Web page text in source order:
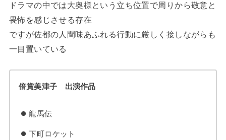
ドラマの中では大奥様という立ち位置で周りから敬意と
畏怖を感じさせる存在
ですが佐都の人間味あふれる行動に厳しく接しながらも
一目置いている
倍賞美津子 出演作品
龍馬伝
下町ロケット